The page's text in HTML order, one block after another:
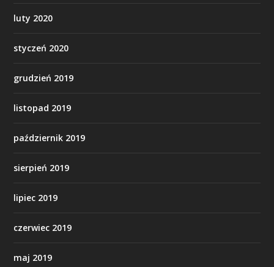
luty 2020
styczeń 2020
grudzień 2019
listopad 2019
październik 2019
sierpień 2019
lipiec 2019
czerwiec 2019
maj 2019